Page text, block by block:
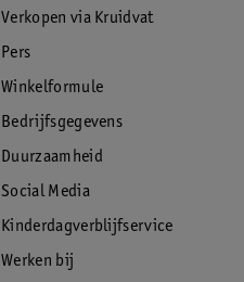
Verkopen via Kruidvat
Pers
Winkelformule
Bedrijfsgegevens
Duurzaamheid
Social Media
Kinderdagverblijfservice
Werken bij